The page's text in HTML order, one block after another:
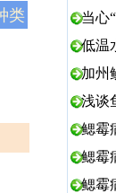
类
当心
低温
加州
浅谈
鳃霉
鳃霉
鳃霉